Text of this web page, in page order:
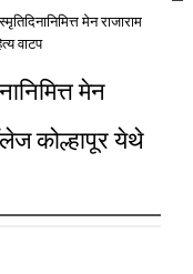
मेन राजाराम
वाटप
मेन
कोल्हापूर येथे